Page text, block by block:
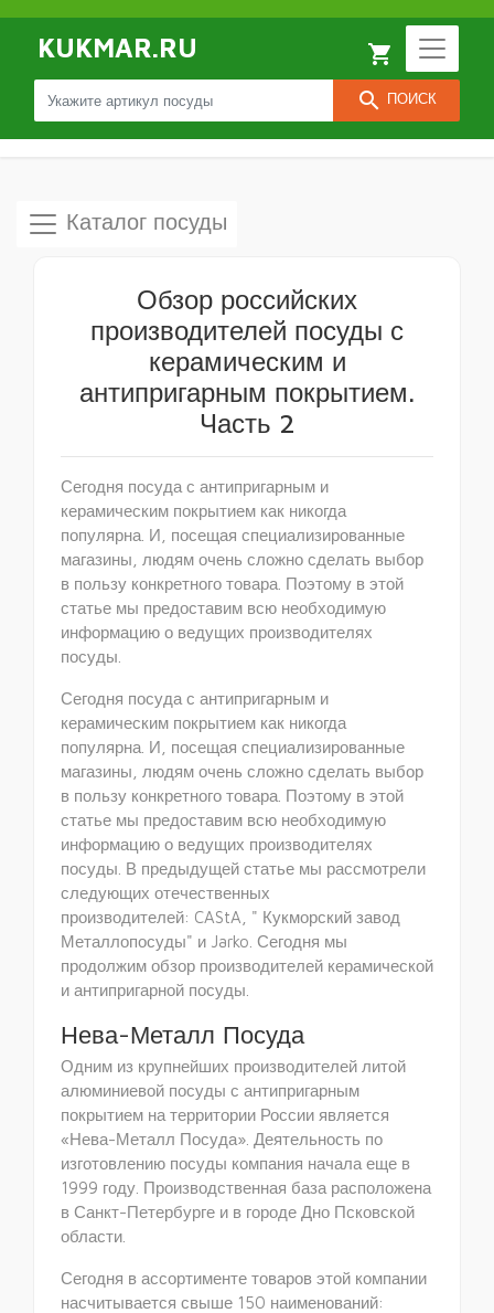
KUKMAR.RU
search ПОИСК
local_grocery_store
Каталог посуды
Обзор российских
производителей посуды с
керамическим и
антипригарным покрытием.
Часть 2
Сегодня посуда с антипригарным и
керамическим покрытием как никогда
популярна. И, посещая специализированные
магазины, людям очень сложно сделать выбор
в пользу конкретного товара. Поэтому в этой
статье мы предоставим всю необходимую
информацию о ведущих производителях
посуды.
Сегодня посуда с антипригарным и
керамическим покрытием как никогда
популярна. И, посещая специализированные
магазины, людям очень сложно сделать выбор
в пользу конкретного товара. Поэтому в этой
статье мы предоставим всю необходимую
информацию о ведущих производителях
посуды. В предыдущей статье мы рассмотрели
следующих отечественных
производителей: CAStA, " Кукморский завод
Металлопосуды" и Jarko. Сегодня мы
продолжим обзор производителей керамической
и антипригарной посуды.
Нева-Металл Посуда
Одним из крупнейших производителей литой
алюминиевой посуды с антипригарным
покрытием на территории России является
«Нева-Металл Посуда». Деятельность по
изготовлению посуды компания начала еще в
1999 году. Производственная база расположена
в Санкт-Петербурге и в городе Дно Псковской
области.
Сегодня в ассортименте товаров этой компании
насчитывается свыше 150 наименований: